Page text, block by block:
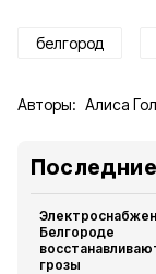
белгород
Авторы: Алиса
Белгороде
грозы